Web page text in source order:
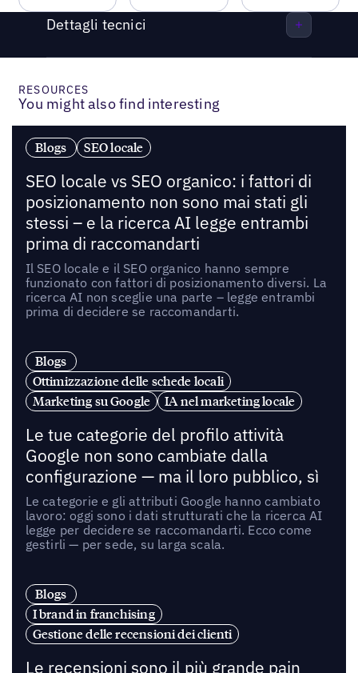
Dettagli tecnici
RESOURCES
You might also find interesting
Blogs SEO locale
SEO locale vs SEO organico: i fattori di
posizionamento non sono mai stati gli
stessi – e la ricerca AI legge entrambi
prima di raccomandarti
Il SEO locale e il SEO organico hanno sempre
funzionato con fattori di posizionamento diversi. La
ricerca AI non sceglie una parte – legge entrambi
prima di decidere se raccomandarti.
Blogs
Ottimizzazione delle schede locali
Marketing su Google
IA nel marketing locale
Le tue categorie del profilo attività
Google non sono cambiate dalla
configurazione — ma il loro pubblico, sì
Le categorie e gli attributi Google hanno cambiato
lavoro: oggi sono i dati strutturati che la ricerca AI
legge per decidere se raccomandarti. Ecco come
gestirli — per sede, su larga scala.
Blogs
I brand in franchising
Gestione delle recensioni dei clienti
Le recensioni sono il più grande pain